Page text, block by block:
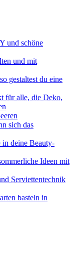
und schöne
und mit
gestaltest du eine
für alle, die Deko,
sich das
in deine Beauty-
Ideen mit
Serviettentechnik
basteln in